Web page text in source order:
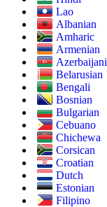
Lao
Albanian
Amharic
Armenian
Azerbaijani
Belarusian
Bengali
Bosnian
Bulgarian
Cebuano
Chichewa
Corsican
Croatian
Dutch
Estonian
Filipino